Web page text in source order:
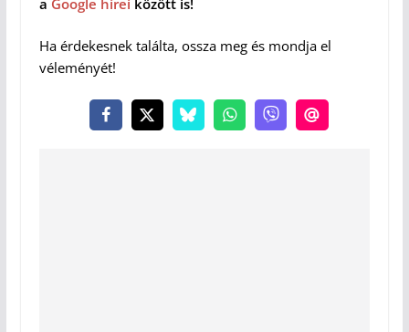
Ha érdekesnek találta, ossza meg és mondja el
véleményét!